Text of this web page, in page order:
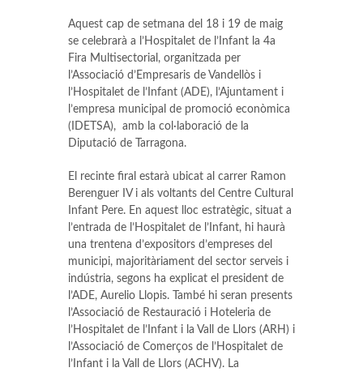
Aquest cap de setmana del 18 i 19 de maig
se celebrarà a l’Hospitalet de l’Infant la 4a
Fira Multisectorial, organitzada per
l’Associació d’Empresaris de Vandellòs i
l’Hospitalet de l’Infant (ADE), l’Ajuntament i
l’empresa municipal de promoció econòmica
(IDETSA), amb la col·laboració de la
Diputació de Tarragona.
El recinte firal estarà ubicat al carrer Ramon
Berenguer IV i als voltants del Centre Cultural
Infant Pere. En aquest lloc estratègic, situat a
l’entrada de l’Hospitalet de l’Infant, hi haurà
una trentena d’expositors d’empreses del
municipi, majoritàriament del sector serveis i
indústria, segons ha explicat el president de
l’ADE, Aurelio Llopis. També hi seran presents
l’Associació de Restauració i Hoteleria de
l’Hospitalet de l’Infant i la Vall de Llors (ARH) i
l’Associació de Comerços de l’Hospitalet de
l’Infant i la Vall de Llors (ACHV). La